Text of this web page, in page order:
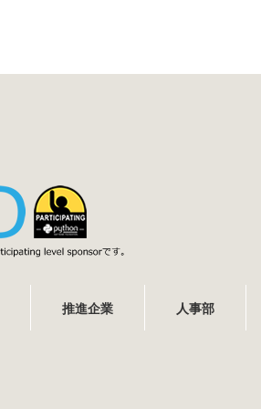
推進企業 人事部